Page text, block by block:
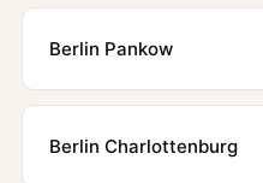
Berlin Pankow
Berlin Charlottenburg